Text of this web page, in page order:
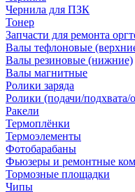
Чернила для ПЗК
Тонер
Запчасти для ремонта
Валы тефлоновые
Валы резиновые (нижние)
Валы магнитные
Ролики заряда
Ролики (подачи/подхвата/
Ракели
Термоплёнки
Термоэлементы
Фотобарабаны
Фьюзеры и ремонтные
Тормозные площадки
Чипы